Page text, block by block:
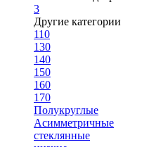
3
Другие категории
110
130
140
150
160
170
Полукруглые
Асимметричные
стеклянные